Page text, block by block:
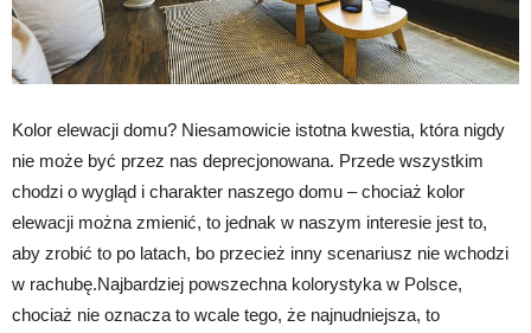
Kolor elewacji domu? Niesamowicie istotna kwestia, która nigdy
nie może być przez nas deprecjonowana. Przede wszystkim
chodzi o wygląd i charakter naszego domu – chociaż kolor
elewacji można zmienić, to jednak w naszym interesie jest to,
aby zrobić to po latach, bo przecież inny scenariusz nie wchodzi
w rachubę.Najbardziej powszechna kolorystyka w Polsce,
chociaż nie oznacza to wcale tego, że najnudniejsza, to